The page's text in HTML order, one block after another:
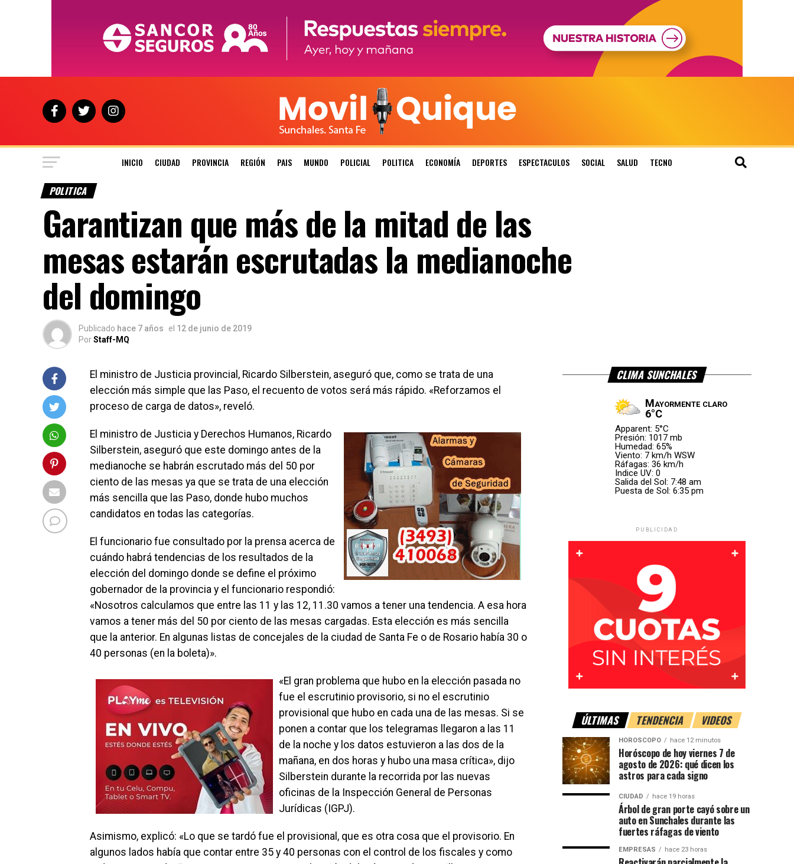
INICIO CIUDAD PROVINCIA REGIÓN PAIS MUNDO POLICIAL POLITICA ECONOMÍA DEPORTES ESPECTACULOS SOCIAL SALUD TECNO
POLITICA
Garantizan que más de la mitad de las
mesas estarán escrutadas la medianoche
del domingo
Publicado hace 7 años el 12 de junio de 2019
PorStaff-MQ
El ministro de Justicia provincial, Ricardo Silberstein, aseguró que, como se trata de una
elección más simple que las Paso, el recuento de votos será más rápido. «Reforzamos el
proceso de carga de datos», reveló.
El ministro de Justicia y Derechos Humanos, Ricardo
Silberstein, aseguró que este domingo antes de la
medianoche se habrán escrutado más del 50 por
ciento de las mesas ya que se trata de una elección
más sencilla que las Paso, donde hubo muchos
candidatos en todas las categorías.
El funcionario fue consultado por la prensa acerca de
cuándo habrá tendencias de los resultados de la
elección del domingo donde se define el próximo
gobernador de la provincia y el funcionario respondió:
«Nosotros calculamos que entre las 11 y las 12, 11.30 vamos a tener una tendencia. A esa hora
vamos a tener más del 50 por ciento de las mesas cargadas. Esta elección es más sencilla
que la anterior. En algunas listas de concejales de la ciudad de Santa Fe o de Rosario había 30 o
40 personas (en la boleta)».
«El gran problema que hubo en la elección pasada no
fue el escrutinio provisorio, si no el escrutinio
provisional que hubo en cada una de las mesas. Si se
ponen a contar que los telegramas llegaron a las 11
de la noche y los datos estuvieron a las dos de la
mañana, en dos horas y hubo una masa crítica», dijo
Silberstein durante la recorrida por las nuevas
oficinas de la Inspección General de Personas
Jurídicas (IGPJ).
Asimismo, explicó: «Lo que se tardó fue el provisional, que es otra cosa que el provisorio. En
algunos lados había que contar entre 35 y 40 personas con el control de los fiscales y como
CLIMA SUNCHALES
Mayormente claro
6°C
Apparent: 5°C
Presión: 1017 mb
Humedad: 65%
Viento: 7 km/h WSW
Ráfagas: 36 km/h
Indice UV: 0
Salida del Sol: 7:48 am
Puesta de Sol: 6:35 pm
PUBLICIDAD
ÚLTIMAS TENDENCIA VIDEOS
HOROSCOPO hace 12 minutos
Horóscopo de hoy viernes 7 de
agosto de 2026: qué dicen los
astros para cada signo
CIUDAD hace 19 horas
Árbol de gran porte cayó sobre un
auto en Sunchales durante las
fuertes ráfagas de viento
EMPRESAS hace 23 horas